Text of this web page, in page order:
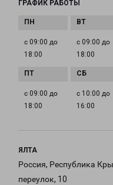
ГРАФИК РАБОТЫ
с 09:00 до
18:00
с 09:00 до
18:00
с 09:00 до
18:00
с 10:00 до
16:00
ЯЛТА
Россия, Республика
переулок, 10